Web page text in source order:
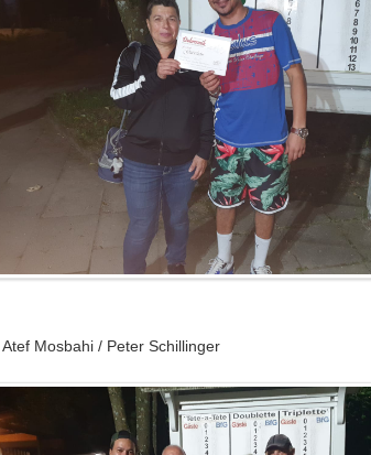
Atef Mosbahi / Peter Schillinger